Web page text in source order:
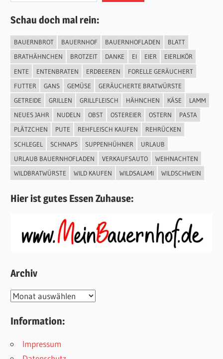
Schau doch mal rein:
BAUERNBROT BAUERNHOF BAUERNHOFLADEN
BLATT
BRATHÄHNCHEN
BROTZEIT DANKE EI EIER
EIERLIKÖR
ENTE
ENTENBRATEN ERDBEEREN
FORELLE GERÄUCHERT
FUTTER
GANS GEMÜSE
GERÄUCHERTE BRATWÜRSTE
GETREIDE
GRILLEN GRILLFLEISCH HÄHNCHEN KÄSE
LAMM
NEUES JAHR
NUDELN OBST OSTEREIER OSTERN
PASTA
PLÄTZCHEN
PUTE REHFLEISCH KAUFEN
REHRÜCKEN
SCHLEGEL
SCHNAPS SUPPENHÜHNER
URLAUB
URLAUB BAUERNHOFLADEN
VERKAUFSAUTO
WEIHNACHTEN
WILDBRATWÜRSTE
WILD KAUFEN WILDSALAMI WILDSCHWEIN
Hier ist gutes Essen Zuhause:
Archiv
Archiv
Information:
Impressum